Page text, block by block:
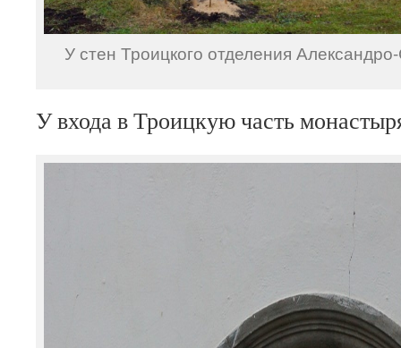
У стен Троицкого отделения
У входа в Троицкую часть